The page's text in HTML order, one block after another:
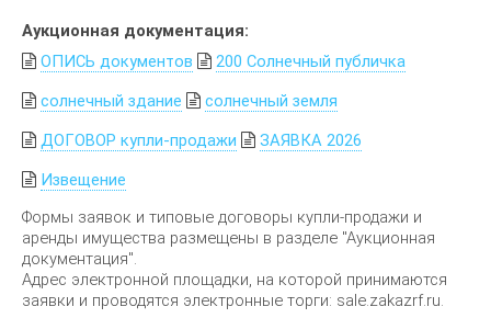
Аукционная документация:
ОПИСЬ документов
200 Солнечный публичка
солнечный здание
солнечный земля
ДОГОВОР купли-продажи
ЗАЯВКА 2026
Извещение
Формы заявок и типовые договоры купли-продажи и
аренды имущества размещены в разделе "Аукционная
документация".
Адрес электронной площадки, на которой принимаются
заявки и проводятся электронные торги: sale.zakazrf.ru.